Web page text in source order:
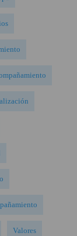
Valores